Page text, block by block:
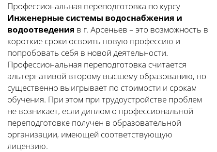
Профессиональная переподготовка по курсу
Инженерные системы водоснабжения и
водоотведения в г. Арсеньев – это возможность в
короткие сроки освоить новую профессию и
попробовать себя в новой деятельности.
Профессиональная переподготовка считается
альтернативой второму высшему образованию, но
существенно выигрывает по стоимости и срокам
обучения. При этом при трудоустройстве проблем
не возникает, если диплом о профессиональной
переподготовке получен в образовательной
организации, имеющей соответствующую
лицензию.